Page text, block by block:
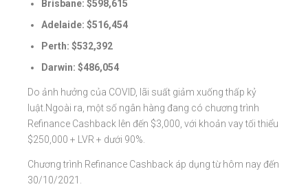
Brisbane: $598,615
Adelaide: $516,454
Perth: $532,392
Darwin: $486,054
Do ảnh hưởng của COVID, lãi suất giảm xuống thấp kỷ
luật.Ngoài ra, một số ngân hàng đang có chương trình
Refinance Cashback lên đến $3,000, với khoản vay tối thiểu
$250,000 + LVR + dưới 90%.
Chương trình Refinance Cashback áp dụng từ hôm nay đến
30/10/2021.